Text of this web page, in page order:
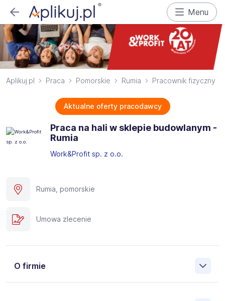
Menu
Aplikuj.pl Praca Pomorskie Rumia Pracownik fizyczny
Aktualne oferty pracodawcy
Praca na hali w sklepie budowlanym -
Rumia
Work&Profit sp. z o.o.
Rumia, pomorskie
Umowa zlecenie
O firmie